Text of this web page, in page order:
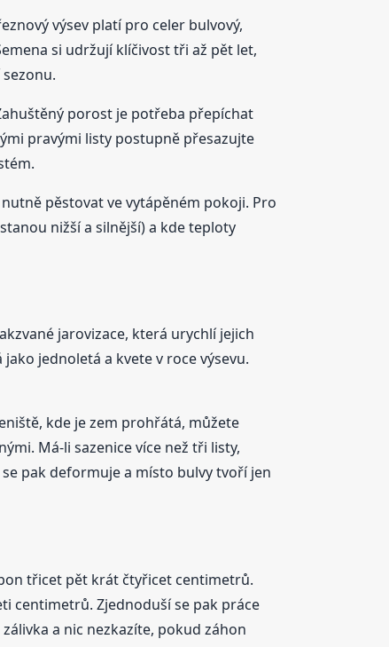
výsev platí pro celer bulvový,
si udržují klíčivost tři až pět let,
porost je potřeba přepíchat
pravými listy postupně přesazujte
pěstovat ve vytápěném pokoji. Pro
nižší a silnější) a kde teploty
jarovizace, která urychlí jejich
jednoletá a kvete v roce výsevu.
kde je zem prohřátá, můžete
Má-li sazenice více než tři listy,
pak deformuje a místo bulvy tvoří jen
třicet pět krát čtyřicet centimetrů.
centimetrů. Zjednoduší se pak práce
a nic nezkazíte, pokud záhon